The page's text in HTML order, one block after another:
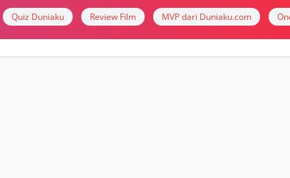
Quiz Duniaku Review Film MVP dari Duniaku.com